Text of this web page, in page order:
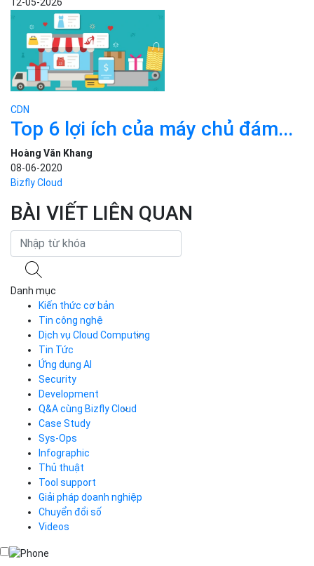
12-05-2026
CDN
Top 6 lợi ích của máy chủ đám...
Hoàng Văn Khang
08-06-2020
Bizfly Cloud
BÀI VIẾT LIÊN QUAN
Danh mục
Kiến thức cơ bản
Tin công nghệ
Dịch vụ Cloud Computing
Cloud Server
CDN
Load Balancer
Auto Scaling
Container Registry
Kubernetes
Cloud Database
Call Center
Business Email
Simple Storage
VPN
Traffic Manager
Cloud VPS
Videos
Tin Tức
Ứng dụng AI
Security
Development
Q&A cùng Bizfly Cloud
Q&A về Bizfly Cloud Server
Thao tác kết nối tới server
Videos
Q&A về Bizfly Business Email
Videos
Case Study
Sys-Ops
Infographic
Thủ thuật
Tool support
Giải pháp doanh nghiệp
Chuyển đổi số
Videos